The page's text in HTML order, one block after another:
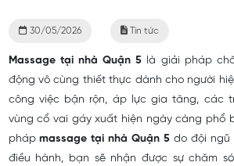
30/05/2026 Tin tức
Massage tại nhà Quận 5 là giải pháp
động vô cùng thiết thực dành cho người
công việc bận rộn, áp lực gia tăng, các
vùng cổ vai gáy xuất hiện ngày càng phổ
phápmassage tại nhà Quận 5 do đội ngũ
điều hành, bạn sẽ nhận được sự chăm